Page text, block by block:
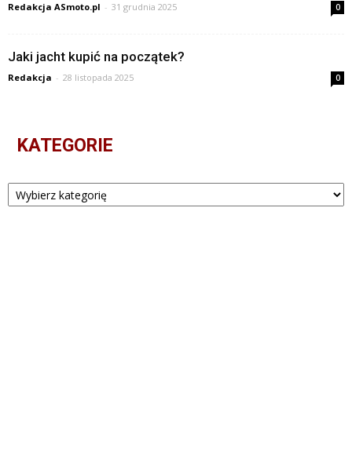
Redakcja ASmoto.pl - 31 grudnia 2025 0
Jaki jacht kupić na początek?
Redakcja - 28 listopada 2025 0
KATEGORIE
Kategorie